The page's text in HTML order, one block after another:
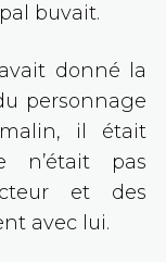
buvait.
donné la
personnage
il était
n’était pas
et des
avec lui.